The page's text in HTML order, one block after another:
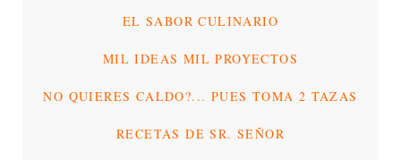
EL SABOR CULINARIO
MIL IDEAS MIL PROYECTOS
NO QUIERES CALDO?... PUES TOMA 2 TAZAS
RECETAS DE SR. SEÑOR